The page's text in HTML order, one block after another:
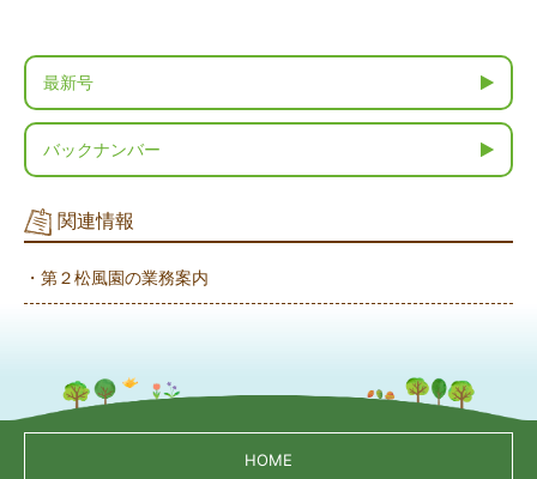
最新号
バックナンバー
関連情報
・第２松風園の業務案内
HOME